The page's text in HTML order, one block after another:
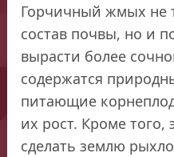
Горчичный жмых не
состав почвы, но и
вырасти более
содержатся
питающие
их рост. Кроме того,
сделать землю